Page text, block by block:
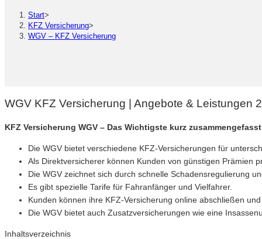
Start>
KFZ Versicherung>
WGV – KFZ Versicherung
WGV KFZ Versicherung | Angebote & Leistungen
KFZ Versicherung WGV – Das Wichtigste kurz
Die WGV bietet verschiedene KFZ-Versicherungen für
Als Direktversicherer können Kunden von günstigen Prämien
Die WGV zeichnet sich durch schnelle Schadensregulierung
Es gibt spezielle Tarife für Fahranfänger und Vielfahrer.
Kunden können ihre KFZ-Versicherung online abschließen
Die WGV bietet auch Zusatzversicherungen wie eine
Inhaltsverzeichnis